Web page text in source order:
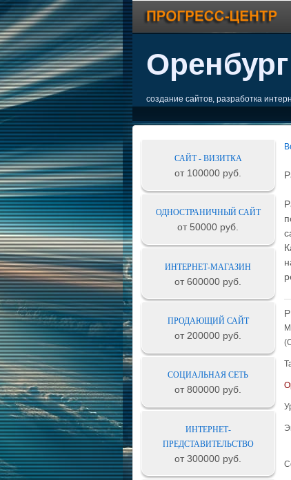
создание сайтов, разработка
САЙТ - ВИЗИТКА
от 100000 руб.
ОДНОСТРАНИЧНЫЙ САЙТ
от 50000 руб.
ИНТЕРНЕТ-МАГАЗИН
от 600000 руб.
ПРОДАЮЩИЙ САЙТ
от 200000 руб.
СОЦИАЛЬНАЯ СЕТЬ
от 800000 руб.
ИНТЕРНЕТ-
ПРЕДСТАВИТЕЛЬСТВО
от 300000 руб.